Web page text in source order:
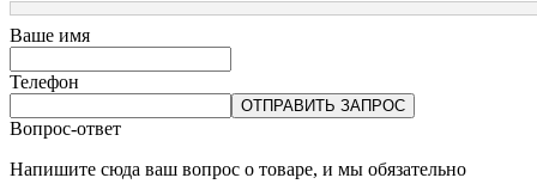
Ваше имя
Телефон
ОТПРАВИТЬ ЗАПРОС
Вопрос-ответ
Напишите сюда ваш вопрос о товаре, и мы обязательно